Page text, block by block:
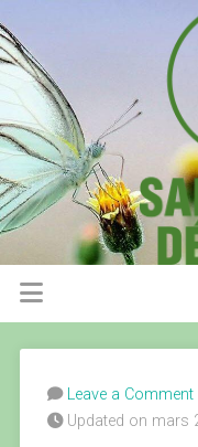
Leave a Comment
Updated on mars